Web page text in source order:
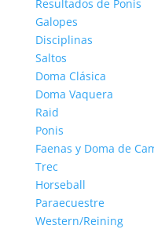
Resultados de Ponis
Galopes
Disciplinas
Saltos
Doma Clásica
Doma Vaquera
Raid
Ponis
Faenas y Doma de
Trec
Horseball
Paraecuestre
Western/Reining